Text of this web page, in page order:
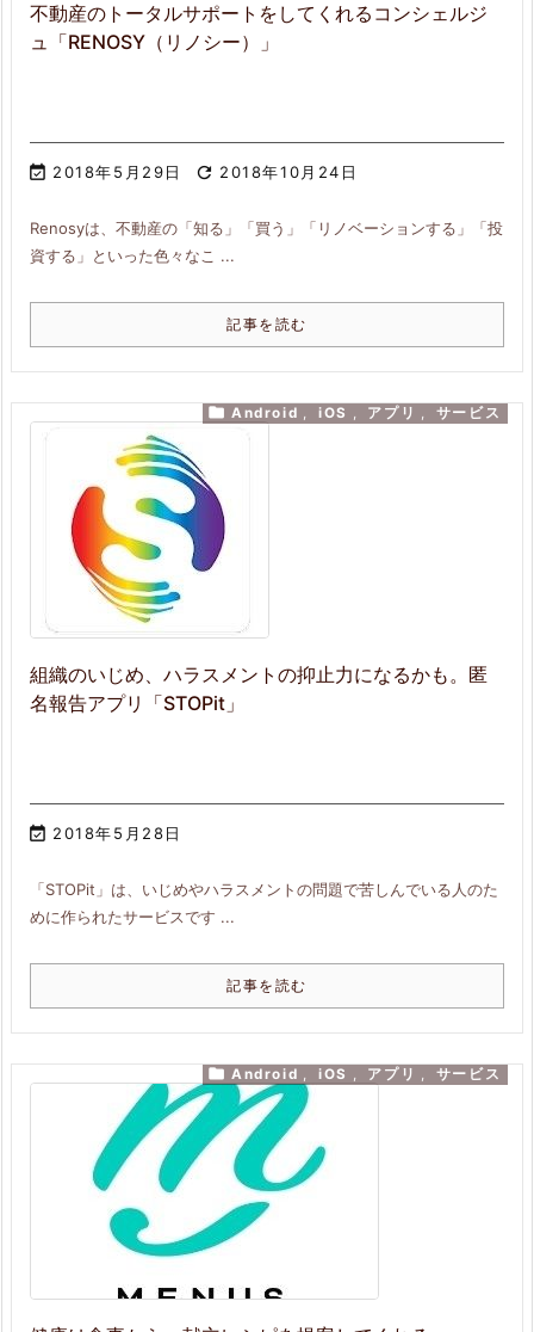
不動産のトータルサポートをしてくれるコンシェルジ
ュ「RENOSY（リノシー）」
 2018年5月29日  2018年10月24日
Renosyは、不動産の「知る」「買う」「リノベーションする」「投
資する」といった色々なこ ...
記事を読む
組織のいじめ、ハラスメントの抑止力になるかも。匿
名報告アプリ「STOPit」
 2018年5月28日
 Android , iOS , アプリ , サービス
「STOPit」は、いじめやハラスメントの問題で苦しんでいる人のた
めに作られたサービスです ...
記事を読む
 Android , iOS , アプリ , サービス